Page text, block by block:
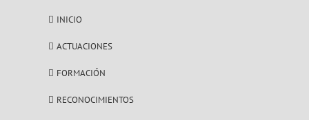
INICIO
ACTUACIONES
FORMACIÓN
RECONOCIMIENTOS